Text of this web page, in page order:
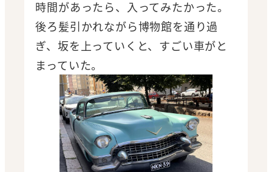
時間があったら、入ってみたかった。
後ろ髪引かれながら博物館を通り過
ぎ、坂を上っていくと、すごい車がと
まっていた。